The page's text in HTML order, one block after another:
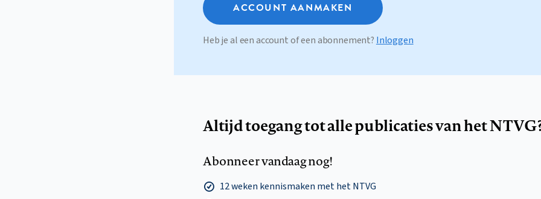
ACCOUNT AANMAKEN
Heb je al een account of een abonnement? Inloggen
Altijd toegang tot alle publicaties van het
Abonneer vandaag nog!
12 weken kennismaken met het NTVG